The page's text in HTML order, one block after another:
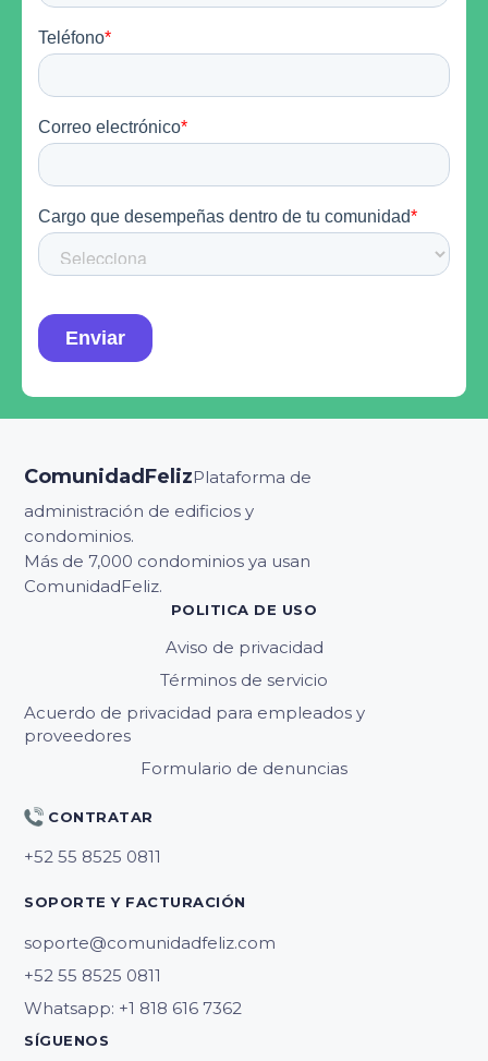
ComunidadFelizPlataforma de
administración de edificios y
condominios.
Más de 7,000 condominios ya usan
ComunidadFeliz.
POLITICA DE USO
Aviso de privacidad
Términos de servicio
Acuerdo de privacidad para empleados y
proveedores
Formulario de denuncias
CONTRATAR
SOPORTE Y FACTURACIÓN
soporte@comunidadfeliz.com
Whatsapp: +1 818 616 7362
SÍGUENOS